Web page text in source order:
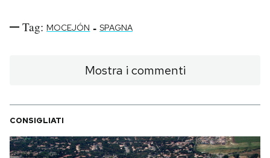
Tag: MOCEJÓN - SPAGNA
Mostra i commenti
CONSIGLIATI